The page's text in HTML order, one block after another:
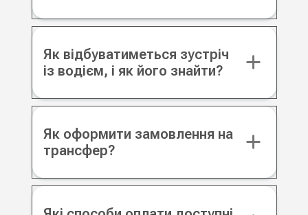
Як відбуватиметься зустріч
із водієм, і як його знайти?
Як оформити замовлення на
трансфер?